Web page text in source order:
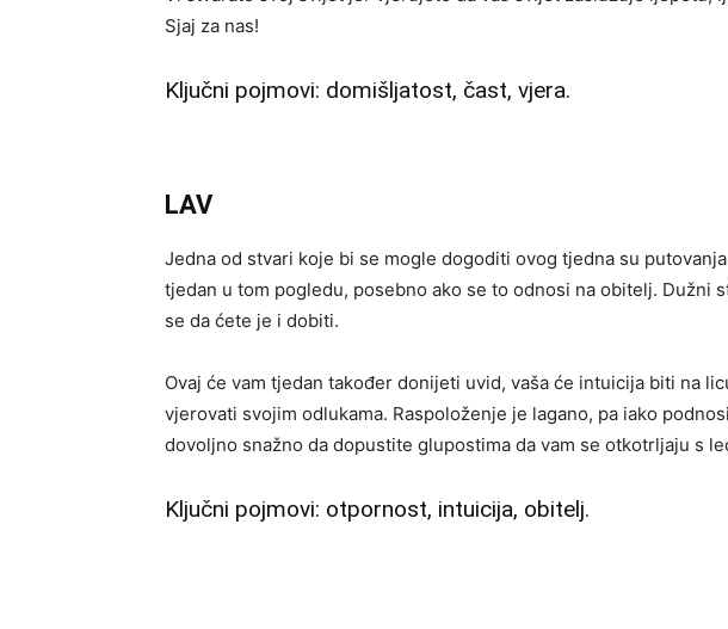
Sjaj za nas!
Ključni pojmovi: domišljatost, čast, vjera.
LAV
Jedna od stvari koje bi se mogle dogoditi ovog tjedna su
tjedan u tom pogledu, posebno ako se to odnosi na obitelj. Dužni
se da ćete je i dobiti.
Ovaj će vam tjedan također donijeti uvid, vaša će intuicija biti na
vjerovati svojim odlukama. Raspoloženje je lagano, pa iako
dovoljno snažno da dopustite glupostima da vam se otkotrljaju s
Ključni pojmovi: otpornost, intuicija, obitelj.